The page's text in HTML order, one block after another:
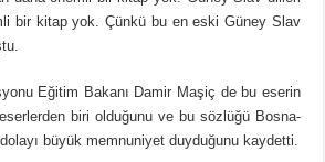
bir kitap yok. Çünkü bu en eski Güney Slav
Eğitim Bakanı Damir Maşiç de bu eserin
biri olduğunu ve bu sözlüğü Bosna-
büyük memnuniyet duyduğunu kaydetti.